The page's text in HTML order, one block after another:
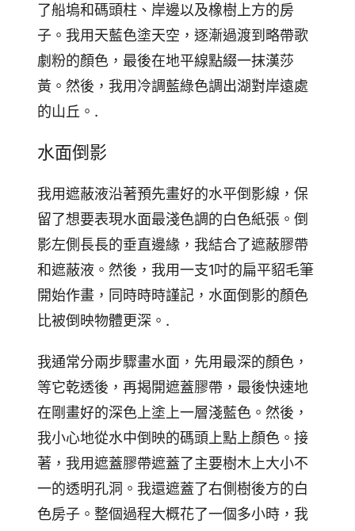
了船塢和碼頭柱、岸邊以及橡樹上方的房
子。我用天藍色塗天空，逐漸過渡到略帶歌
劇粉的顏色，最後在地平線點綴一抹漢莎
黃。然後，我用冷調藍綠色調出湖對岸遠處
的山丘。.
水面倒影
我用遮蔽液沿著預先畫好的水平倒影線，保
留了想要表現水面最淺色調的白色紙張。倒
影左側長長的垂直邊緣，我結合了遮蔽膠帶
和遮蔽液。然後，我用一支1吋的扁平貂毛筆
開始作畫，同時時時謹記，水面倒影的顏色
比被倒映物體更深。.
我通常分兩步驟畫水面，先用最深的顏色，
等它乾透後，再揭開遮蓋膠帶，最後快速地
在剛畫好的深色上塗上一層淺藍色。然後，
我小心地從水中倒映的碼頭上點上顏色。接
著，我用遮蓋膠帶遮蓋了主要樹木上大小不
一的透明孔洞。我還遮蓋了右側樹後方的白
色房子。整個過程大概花了一個多小時，我